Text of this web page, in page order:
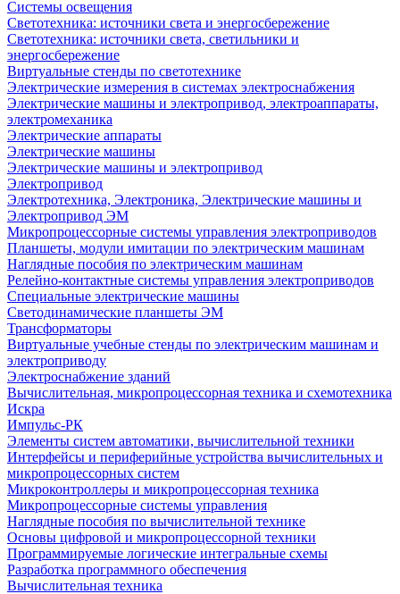
Системы освещения
Светотехника: источники света и энергосбережение
Светотехника: источники света, светильники и
энергосбережение
Виртуальные стенды по светотехнике
Электрические измерения в системах электроснабжения
Электрические машины и электропривод, электроаппараты,
электромеханика
Электрические аппараты
Электрические машины
Электрические машины и электропривод
Электропривод
Электротехника, Электроника, Электрические машины и
Электропривод ЭМ
Микропроцессорные системы управления электроприводов
Планшеты, модули имитации по электрическим машинам
Наглядные пособия по электрическим машинам
Релейно-контактные системы управления электроприводов
Специальные электрические машины
Светодинамические планшеты ЭМ
Трансформаторы
Виртуальные учебные стенды по электрическим машинам и
электроприводу
Электроснабжение зданий
Вычислительная, микропроцессорная техника и схемотехника
Искра
Импульс-РК
Элементы систем автоматики, вычислительной техники
Интерфейсы и периферийные устройства вычислительных и
микропроцессорных систем
Микроконтроллеры и микропроцессорная техника
Микропроцессорные системы управления
Наглядные пособия по вычислительной технике
Основы цифровой и микропроцессорной техники
Программируемые логические интегральные схемы
Разработка программного обеспечения
Вычислительная техника